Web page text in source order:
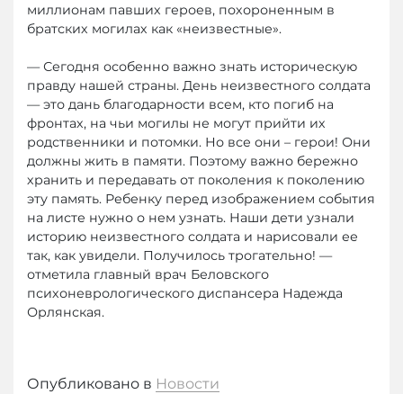
миллионам павших героев, похороненным в
братских могилах как «неизвестные».
— Сегодня особенно важно знать историческую
правду нашей страны. День неизвестного солдата
— это дань благодарности всем, кто погиб на
фронтах, на чьи могилы не могут прийти их
родственники и потомки. Но все они – герои! Они
должны жить в памяти. Поэтому важно бережно
хранить и передавать от поколения к поколению
эту память. Ребенку перед изображением события
на листе нужно о нем узнать. Наши дети узнали
историю неизвестного солдата и нарисовали ее
так, как увидели. Получилось трогательно! —
отметила главный врач Беловского
психоневрологического диспансера Надежда
Орлянская.
Опубликовано в Новости